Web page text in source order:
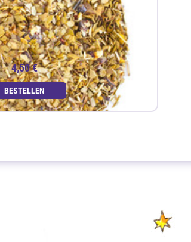
4,50 €
BESTELLEN